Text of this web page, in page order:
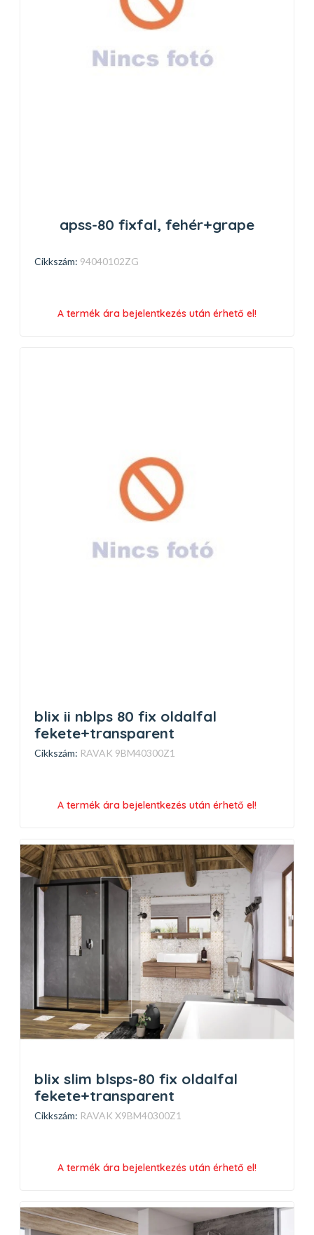
apss-80 fixfal, fehér+grape
Cikkszám: 94040102ZG
A termék ára bejelentkezés után érhető el!
blix ii nblps 80 fix oldalfal
fekete+transparent
Cikkszám: RAVAK 9BM40300Z1
A termék ára bejelentkezés után érhető el!
blix slim blsps-80 fix oldalfal
fekete+transparent
Cikkszám: RAVAK X9BM40300Z1
A termék ára bejelentkezés után érhető el!